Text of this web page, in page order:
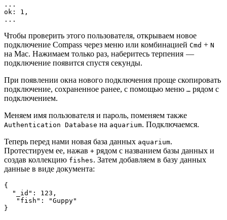
...
ok: 1,
...
Чтобы проверить этого пользователя, открываем новое
подключение Compass через меню или комбинацией Cmd + N
на Mac. Нажимаем только раз, наберитесь терпения —
подключение появится спустя секунды.
При появлении окна нового подключения проще скопировать
подключение, сохраненное ранее, с помощью меню … рядом с
подключением.
Меняем имя пользователя и пароль, поменяем также
Authentication Database на aquarium. Подключаемся.
Теперь перед нами новая база данных aquarium.
Протестируем ее, нажав + рядом с названием базы данных и
создав коллекцию fishes. Затем добавляем в базу данных
данные в виде документа:
{
  "_id": 123,
   "fish": "Guppy"
}